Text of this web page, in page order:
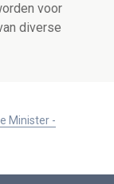
voor
diverse
Minister -